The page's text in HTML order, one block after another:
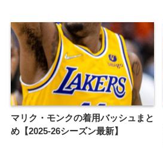
マリク・モンクの着用バッシュまと
め【2025-26シーズン最新】